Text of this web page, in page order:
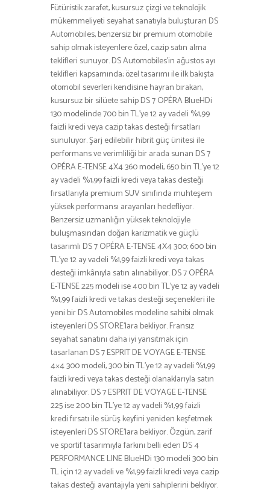
Fütüristik zarafet, kusursuz çizgi ve teknolojik
mükemmeliyeti seyahat sanatıyla buluşturan DS
Automobiles, benzersiz bir premium otomobile
sahip olmak isteyenlere özel, cazip satın alma
teklifleri sunuyor. DS Automobiles’in ağustos ayı
teklifleri kapsamında; özel tasarımı ile ilk bakışta
otomobil severleri kendisine hayran bırakan,
kusursuz bir silüete sahip DS 7 OPÉRA BlueHDi
130 modelinde 700 bin TL’ye 12 ay vadeli %1,99
faizli kredi veya cazip takas desteği fırsatları
sunuluyor. Şarj edilebilir hibrit güç ünitesi ile
performans ve verimliliği bir arada sunan DS 7
OPÉRA E-TENSE 4X4 360 modeli, 650 bin TL’ye 12
ay vadeli %1,99 faizli kredi veya takas desteği
fırsatlarıyla premium SUV sınıfında muhteşem
yüksek performansı arayanları hedefliyor.
Benzersiz uzmanlığın yüksek teknolojiyle
buluşmasından doğan karizmatik ve güçlü
tasarımlı DS 7 OPÉRA E-TENSE 4X4 300; 600 bin
TL’ye 12 ay vadeli %1,99 faizli kredi veya takas
desteği imkânıyla satın alınabiliyor. DS 7 OPÉRA
E-TENSE 225 modeli ise 400 bin TL’ye 12 ay vadeli
%1,99 faizli kredi ve takas desteği seçenekleri ile
yeni bir DS Automobiles modeline sahibi olmak
isteyenleri DS STORE’lara bekliyor. Fransız
seyahat sanatını daha iyi yansıtmak için
tasarlanan DS 7 ESPRIT DE VOYAGE E-TENSE
4×4 300 modeli, 300 bin TL’ye 12 ay vadeli %1,99
faizli kredi veya takas desteği olanaklarıyla satın
alınabiliyor. DS 7 ESPRIT DE VOYAGE E-TENSE
225 ise 200 bin TL’ye 12 ay vadeli %1,99 faizli
kredi fırsatı ile sürüş keyfini yeniden keşfetmek
isteyenleri DS STORE’lara bekliyor. Özgün, zarif
ve sportif tasarımıyla farkını belli eden DS 4
PERFORMANCE LINE BlueHDi 130 modeli 300 bin
TL için 12 ay vadeli ve %1,99 faizli kredi veya cazip
takas desteği avantajıyla yeni sahiplerini bekliyor.